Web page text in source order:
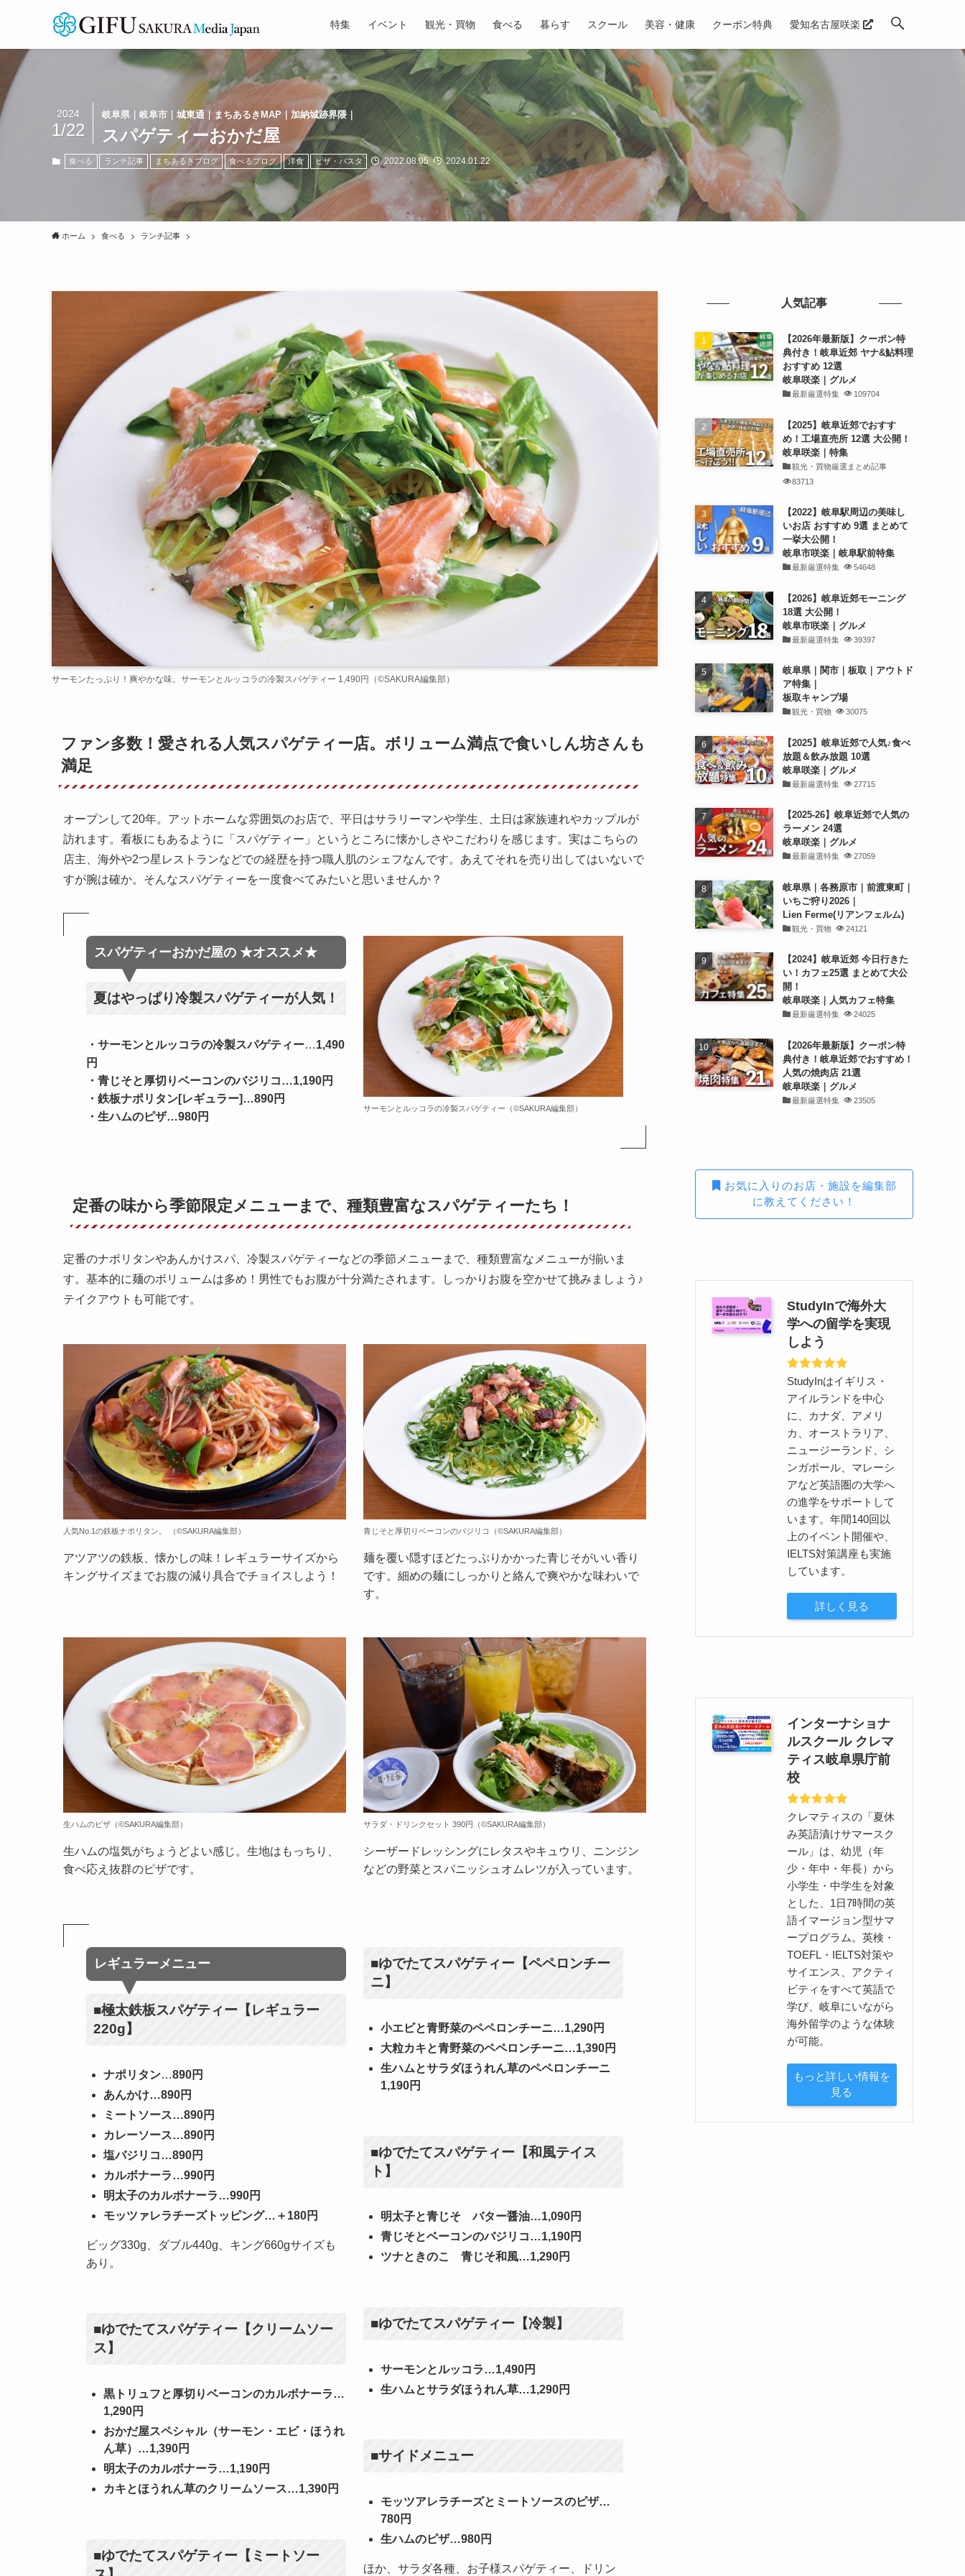
特集 イベント 観光・買物 食べる 暮らす スクール 美容・健康 クーポン特典 愛知名古屋咲楽
岐阜県｜岐阜市｜城東通｜まちあるきMAP｜加納城跡界隈｜
スパゲティーおかだ屋
2024
1/22
食べる ランチ記事 まちあるきブログ 食べるブログ 洋食 ピザ・パスタ 2022.08.05 2024.01.22
ホーム 食べる ランチ記事
サーモンたっぷり！爽やかな味。サーモンとルッコラの冷製スパゲティー 1,490円（©️SAKURA編集部）
ファン多数！愛される人気スパゲティー店。ボリューム満点で食いしん坊さんも
満足
オープンして20年。アットホームな雰囲気のお店で、平日はサラリーマンや学生、土日は家族連れやカップルが
訪れます。看板にもあるように「スパゲティー」というところに懐かしさやこだわりを感じます。実はこちらの
店主、海外や2つ星レストランなどでの経歴を持つ職人肌のシェフなんです。あえてそれを売り出してはいないで
すが腕は確か。そんなスパゲティーを一度食べてみたいと思いませんか？
スパゲティーおかだ屋の ★オススメ★
夏はやっぱり冷製スパゲティーが人気！
・サーモンとルッコラの冷製スパゲティー…1,490
円
・青じそと厚切りベーコンのバジリコ…1,190円
・鉄板ナポリタン[レギュラー]…890円
・生ハムのピザ…980円
サーモンとルッコラの冷製スパゲティー（©️SAKURA編集部）
定番の味から季節限定メニューまで、種類豊富なスパゲティーたち！
定番のナポリタンやあんかけスパ、冷製スパゲティーなどの季節メニューまで、種類豊富なメニューが揃いま
す。基本的に麺のボリュームは多め！男性でもお腹が十分満たされます。しっかりお腹を空かせて挑みましょう♪
テイクアウトも可能です。
人気No.1の鉄板ナポリタン。 （©️SAKURA編集部）
アツアツの鉄板、懐かしの味！レギュラーサイズから
キングサイズまでお腹の減り具合でチョイスしよう！
青じそと厚切りベーコンのバジリコ（©️SAKURA編集部）
麺を覆い隠すほどたっぷりかかった青じそがいい香り
です。細めの麺にしっかりと絡んで爽やかな味わいで
す。
生ハムのピザ（©️SAKURA編集部）
生ハムの塩気がちょうどよい感じ。生地はもっちり、
食べ応え抜群のピザです。
サラダ・ドリンクセット 390円（©️SAKURA編集部）
シーザードレッシングにレタスやキュウリ、ニンジン
などの野菜とスパニッシュオムレツが入っています。
レギュラーメニュー
■極太鉄板スパゲティー【レギュラー
220g】
ナポリタン…890円
あんかけ…890円
ミートソース…890円
カレーソース…890円
塩バジリコ…890円
カルボナーラ…990円
明太子のカルボナーラ…990円
モッツァレラチーズトッピング…＋180円
ビッグ330g、ダブル440g、キング660gサイズも
あり。
■ゆでたてスパゲティー【クリームソー
ス】
黒トリュフと厚切りベーコンのカルボナーラ…
1,290円
おかだ屋スペシャル（サーモン・エビ・ほうれ
ん草）…1,390円
明太子のカルボナーラ…1,190円
カキとほうれん草のクリームソース…1,390円
■ゆでたてスパゲティー【ミートソー
■ゆでたてスパゲティー【ペペロンチー
ニ】
小エビと青野菜のペペロンチーニ…1,290円
大粒カキと青野菜のペペロンチーニ…1,390円
生ハムとサラダほうれん草のペペロンチーニ
1,190円
■ゆでたてスパゲティー【和風テイス
ト】
明太子と青じそ バター醤油…1,090円
青じそとベーコンのバジリコ…1,190円
ツナときのこ 青じそ和風…1,290円
■ゆでたてスパゲティー【冷製】
サーモンとルッコラ…1,490円
生ハムとサラダほうれん草…1,290円
■サイドメニュー
モッツアレラチーズとミートソースのピザ…
780円
生ハムのピザ…980円
ほか、サラダ各種、お子様スパゲティー、ドリン
人気記事
【2026年最新版】クーポン特
典付き！岐阜近郊 ヤナ&鮎料理
おすすめ 12選
岐阜咲楽｜グルメ
最新厳選特集 109704
【2025】岐阜近郊でおすす
め！工場直売所 12選 大公開！
岐阜咲楽｜特集
観光・買物厳選まとめ記事
83713
【2022】岐阜駅周辺の美味し
いお店 おすすめ 9選 まとめて
一挙大公開！
岐阜市咲楽｜岐阜駅前特集
最新厳選特集 54648
【2026】岐阜近郊モーニング
18選 大公開！
岐阜市咲楽｜グルメ
最新厳選特集 39397
岐阜県｜関市｜板取｜アウトド
ア特集｜
板取キャンプ場
観光・買物 30075
【2025】岐阜近郊で人気♪食べ
放題＆飲み放題 10選
岐阜咲楽｜グルメ
最新厳選特集 27715
【2025-26】岐阜近郊で人気の
ラーメン 24選
岐阜咲楽｜グルメ
最新厳選特集 27059
岐阜県｜各務原市｜前渡東町｜
いちご狩り2026｜
Lien Ferme(リアンフェルム)
観光・買物 24121
【2024】岐阜近郊 今日行きた
い！カフェ25選 まとめて大公
開！
岐阜咲楽｜人気カフェ特集
最新厳選特集 24025
【2026年最新版】クーポン特
典付き！岐阜近郊でおすすめ！
人気の焼肉店 21選
岐阜咲楽｜グルメ
最新厳選特集 23505
お気に入りのお店・施設を編集部
に教えてください！
StudyInで海外大
学への留学を実現
しよう
StudyInはイギリス・
アイルランドを中心
に、カナダ、アメリ
カ、オーストラリア、
ニュージーランド、シ
ンガポール、マレーシ
アなど英語圏の大学へ
の進学をサポートして
います。年間140回以
上のイベント開催や、
IELTS対策講座も実施
しています。
詳しく見る
インターナショナ
ルスクール クレマ
ティス岐阜県庁前
校
クレマティスの「夏休
み英語漬けサマースク
ール」は、幼児（年
少・年中・年長）から
小学生・中学生を対象
とした、1日7時間の英
語イマージョン型サマ
ープログラム。英検・
TOEFL・IELTS対策や
サイエンス、アクティ
ビティをすべて英語で
学び、岐阜にいながら
海外留学のような体験
が可能。
もっと詳しい情報を
見る